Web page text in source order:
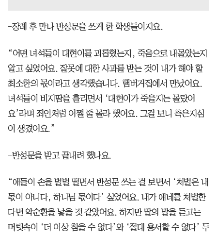
-장례 후 만나 반성문을 쓰게 한 학생들이지요.
“어떤 녀석들이 대현이를 괴롭혔는지, 죽음으로 내몰았는지
알고 싶었어요. 잘못에 대한 사과를 받는 것이 내가 해야 할
최소한의 몫이라고 생각했습니다. 햄버거집에서 만났어요.
녀석들이 비지땀을 흘리면서 ‘대현이가 죽을지는 몰랐어
요’라며 죄인처럼 어쩔 줄 몰라 했어요. 그걸 보니 측은지심
이 생겼어요.”
-반성문을 받고 끝내려 했나요.
“애들이 손을 벌벌 떨면서 반성문 쓰는 걸 보면서 ‘처벌은 내
몫이 아니다, 하나님 몫이다’ 싶었어요. 내가 얘네를 처벌한
다면 악순환을 낳을 것 같았어요. 하지만 딸의 말을 듣고는
머릿속이 ‘더 이상 참을 수 없다’와 ‘절대 용서할 수 없다’ 두